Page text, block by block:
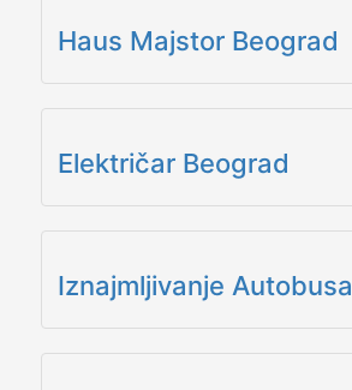
Haus Majstor Beograd
Električar Beograd
Iznajmljivanje Autobusa